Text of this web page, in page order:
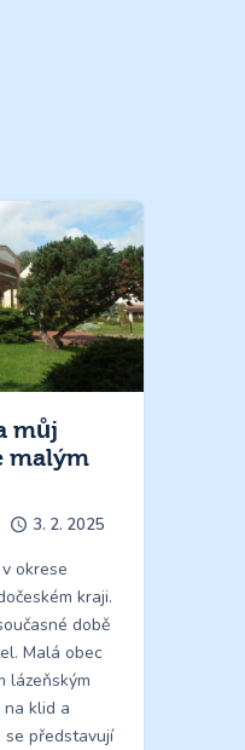
můj
malým
3. 2. 2025
okrese
kraji.
době
Malá obec
lázeňským
na klid a
se představují